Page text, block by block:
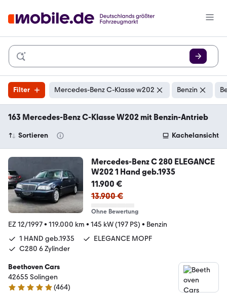
Filter Mercedes-Benz C-Klasse w202 Benzin
163 Mercedes-Benz C-Klasse W202 mit Benzin-Antrieb
Sortieren Kachelansicht
Mercedes-Benz C 280 ELEGANCE
W202 1 Hand geb.1935
11.900 €
13.900 €
Ohne Bewertung
EZ 12/1997• 119.000 km • 145 kW (197 PS) • Benzin
1 HAND geb.1935
ELEGANCE MOPF
C280 6 Zylinder
Beethoven Cars
42655 Solingen
(464)